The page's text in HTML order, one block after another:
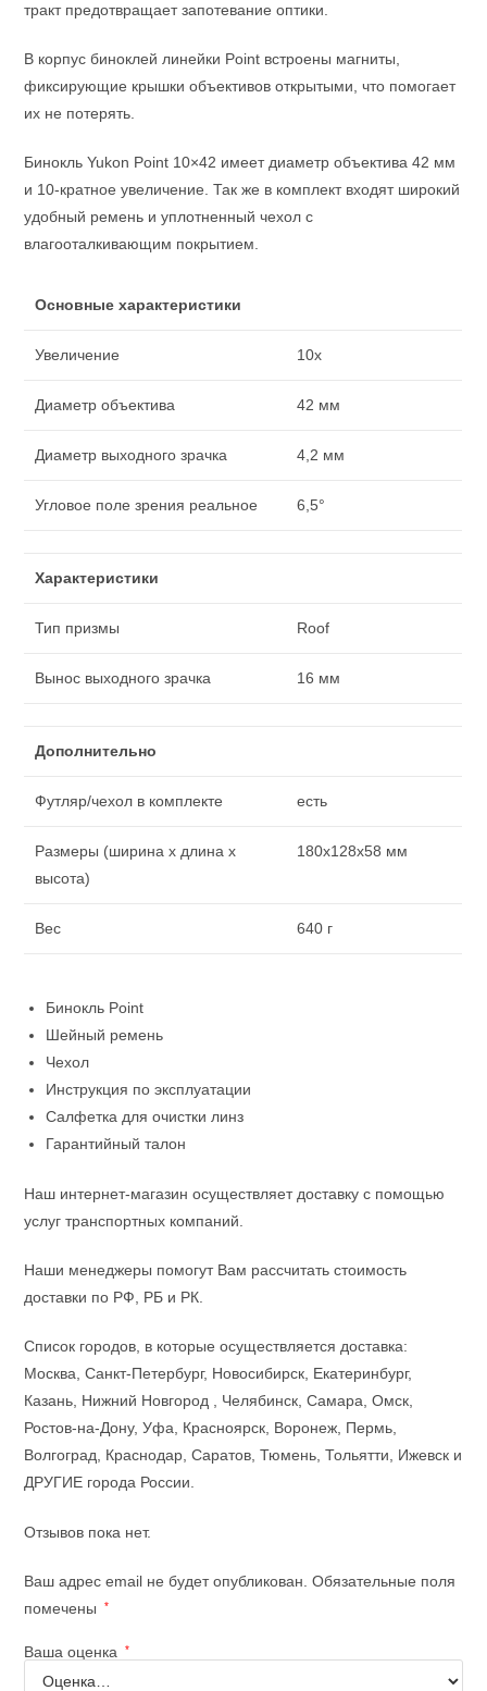
тракт предотвращает запотевание оптики.
В корпус биноклей линейки Point встроены магниты,
фиксирующие крышки объективов открытыми, что помогает
их не потерять.
Бинокль Yukon Point 10×42 имеет диаметр объектива 42 мм
и 10-кратное увеличение. Так же в комплект входят широкий
удобный ремень и уплотненный чехол с
влагооталкивающим покрытием.
Основные характеристики
Увеличение 10x
Диаметр объектива 42 мм
Диаметр выходного зрачка 4,2 мм
Угловое поле зрения реальное 6,5°
Характеристики
Тип призмы Roof
Вынос выходного зрачка 16 мм
Дополнительно
Футляр/чехол в комплекте есть
Размеры (ширина x длина x
высота)
180х128х58 мм
Вес 640 г
Бинокль Point
Шейный ремень
Чехол
Инструкция по эксплуатации
Салфетка для очистки линз
Гарантийный талон
Наш интернет-магазин осуществляет доставку с помощью
услуг транспортных компаний.
Наши менеджеры помогут Вам рассчитать стоимость
доставки по РФ, РБ и РК.
Список городов, в которые осуществляется доставка:
Москва, Санкт-Петербург, Новосибирск, Екатеринбург,
Казань, Нижний Новгород , Челябинск, Самара, Омск,
Ростов-на-Дону, Уфа, Красноярск, Воронеж, Пермь,
Волгоград, Краснодар, Саратов, Тюмень, Тольятти, Ижевск и
ДРУГИЕ города России.
Отзывов пока нет.
Ваш адрес email не будет опубликован. Обязательные поля
помечены
*
Ваша оценка *